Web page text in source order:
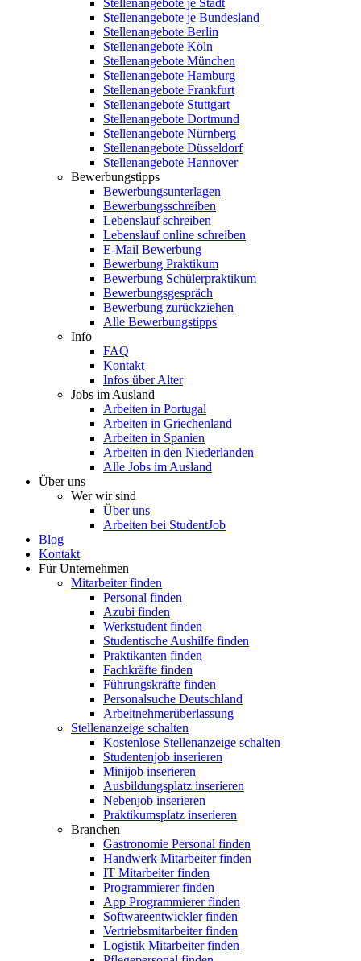
Stellenangebote je Stadt
Stellenangebote je Bundesland
Stellenangebote Berlin
Stellenangebote Köln
Stellenangebote München
Stellenangebote Hamburg
Stellenangebote Frankfurt
Stellenangebote Stuttgart
Stellenangebote Dortmund
Stellenangebote Nürnberg
Stellenangebote Düsseldorf
Stellenangebote Hannover
Bewerbungstipps
Bewerbungsunterlagen
Bewerbungsschreiben
Lebenslauf schreiben
Lebenslauf online schreiben
E-Mail Bewerbung
Bewerbung Praktikum
Bewerbung Schülerpraktikum
Bewerbungsgespräch
Bewerbung zurückziehen
Alle Bewerbungstipps
Info
FAQ
Kontakt
Infos über Alter
Jobs im Ausland
Arbeiten in Portugal
Arbeiten in Griechenland
Arbeiten in Spanien
Arbeiten in den Niederlanden
Alle Jobs im Ausland
Über uns
Wer wir sind
Über uns
Arbeiten bei StudentJob
Blog
Kontakt
Für Unternehmen
Mitarbeiter finden
Personal finden
Azubi finden
Werkstudent finden
Studentische Aushilfe finden
Praktikanten finden
Fachkräfte finden
Führungskräfte finden
Personalsuche Deutschland
Arbeitnehmerüberlassung
Stellenanzeige schalten
Kostenlose Stellenanzeige schalten
Studentenjob inserieren
Minijob inserieren
Ausbildungsplatz inserieren
Nebenjob inserieren
Praktikumsplatz inserieren
Branchen
Gastronomie Personal finden
Handwerk Mitarbeiter finden
IT Mitarbeiter finden
Programmierer finden
App Programmierer finden
Softwareentwickler finden
Vertriebsmitarbeiter finden
Logistik Mitarbeiter finden